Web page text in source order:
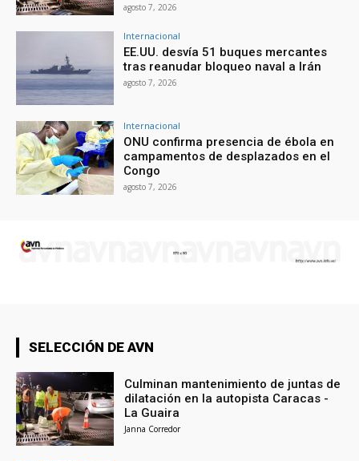
agosto 7, 2026
Internacional
EE.UU. desvía 51 buques mercantes
tras reanudar bloqueo naval a Irán
agosto 7, 2026
Internacional
ONU confirma presencia de ébola en
campamentos de desplazados en el
Congo
agosto 7, 2026
SELECCIÓN DE AVN
Culminan mantenimiento de juntas de
dilatación en la autopista Caracas -
La Guaira
Janna Corredor